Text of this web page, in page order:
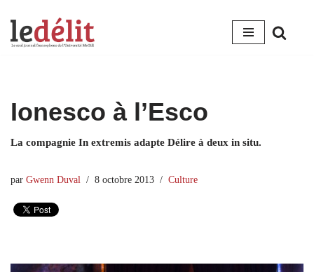
Aller
Ionesco à l’Esco
La compagnie In extremis adapte Délire à deux in situ.
par Gwenn Duval 8 octobre 2013 Culture